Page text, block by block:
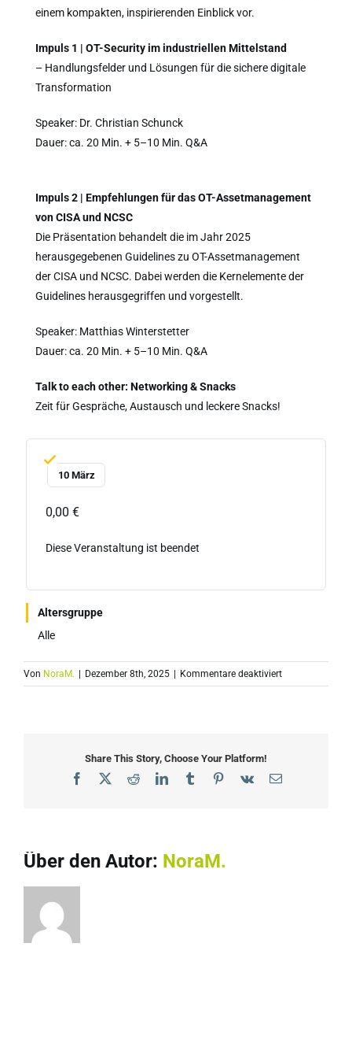
einem kompakten, inspirierenden Einblick vor.
Impuls 1 | OT-Security im industriellen Mittelstand
– Handlungsfelder und Lösungen für die sichere digitale
Transformation
Speaker: Dr. Christian Schunck
Dauer: ca. 20 Min. + 5–10 Min. Q&A
Impuls 2 | Empfehlungen für das OT-Assetmanagement
von CISA und NCSC
Die Präsentation behandelt die im Jahr 2025
herausgegebenen Guidelines zu OT-Assetmanagement
der CISA und NCSC. Dabei werden die Kernelemente der
Guidelines herausgegriffen und vorgestellt.
Speaker: Matthias Winterstetter
Dauer: ca. 20 Min. + 5–10 Min. Q&A
Talk to each other: Networking & Snacks
Zeit für Gespräche, Austausch und leckere Snacks!
10 März
0,00 €
Diese Veranstaltung ist beendet
Altersgruppe
Alle
Von NoraM. | Dezember 8th, 2025 | Kommentare deaktiviertfür
03|26
Fraunhofer
Share This Story, Choose Your Platform!
Facebook
X RedditLinkedInTumblrPinterest
Vk
E-
Über den Autor: NoraM.